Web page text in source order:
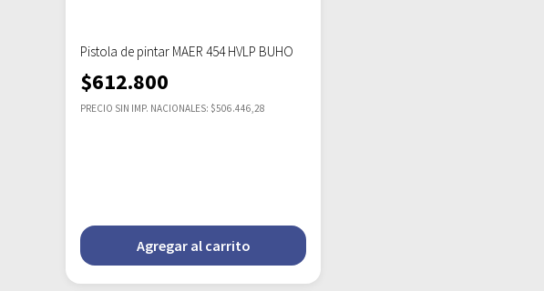
Pistola de pintar MAER 454 HVLP BUHO
$612.800
PRECIO SIN IMP. NACIONALES: $506.446,28
Agregar al carrito